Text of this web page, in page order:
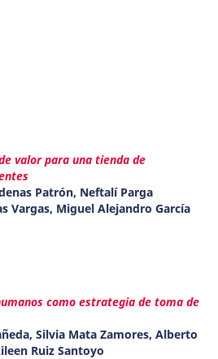
valor para una tienda de
Patrón, Neftalí Parga
Vargas, Miguel Alejandro García
como estrategia de toma de
Silvia Mata Zamores, Alberto
Ruiz Santoyo